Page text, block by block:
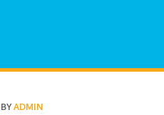
BYADMIN